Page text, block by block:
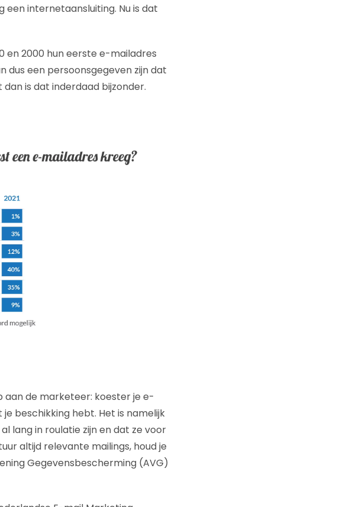
een internetaansluiting. Nu is dat
en 2000 hun eerste e-mailadres
dus een persoonsgegeven zijn dat
is dat inderdaad bijzonder.
aan de marketeer: koester je e-
beschikking hebt. Het is namelijk
lang in roulatie zijn en dat ze voor
altijd relevante mailings, houd je
Gegevensbescherming (AVG)